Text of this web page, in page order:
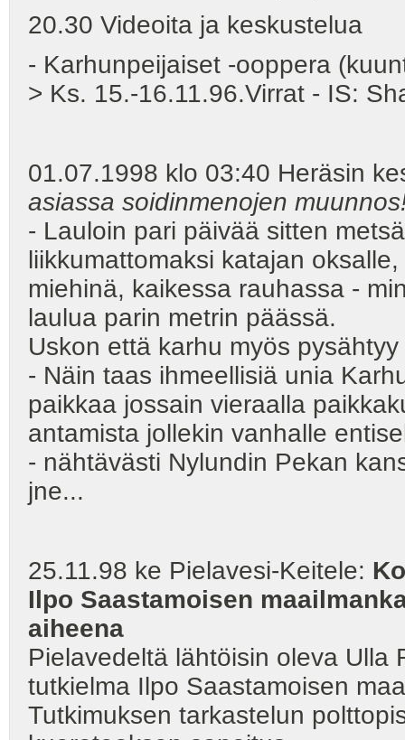
20.30 Videoita ja keskustelua
- Karhunpeijaiset -ooppera
> Ks. 15.-16.11.96.Virrat - IS:
01.07.1998 klo 03:40 Heräsin
asiassa soidinmenojen
- Lauloin pari päivää sitten
liikkumattomaksi katajan
miehinä, kaikessa rauhassa -
laulua parin metrin päässä.
Uskon että karhu myös
- Näin taas ihmeellisiä unia
paikkaa jossain vieraalla
antamista jollekin vanhalle
- nähtävästi Nylundin Pekan
jne...
25.11.98 ke Pielavesi-Keitele:
Ilpo Saastamoisen
aiheena
Pielavedeltä lähtöisin oleva Ulla
tutkielma Ilpo Saastamoisen
Tutkimuksen tarkastelun